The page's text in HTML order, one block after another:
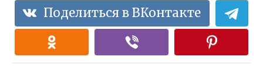
Поделиться в ВКонтакте